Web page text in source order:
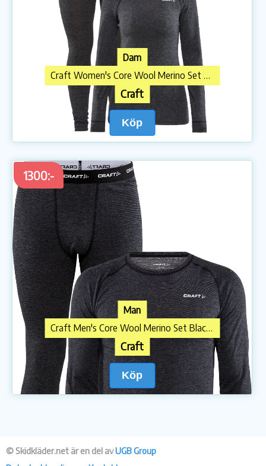
Dam
Craft Women's Core Wool Merino Set Black Melange
Craft
Köp
1300:-
Man
Craft Men's Core Wool Merino Set Black Melange
Craft
Köp
© Skidkläder.net är en del avUGB Group